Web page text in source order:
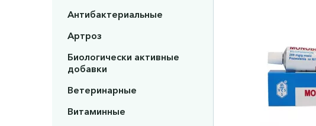
Антибактериальные
Артроз
Биологически активные
добавки
Ветеринарные
Витаминные